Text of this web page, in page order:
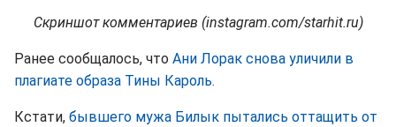
Скриншот комментариев (instagram.com/starhit.ru)
Ранее сообщалось, что Ани Лорак снова уличили в
плагиате образа Тины Кароль.
Кстати, бывшего мужа Билык пытались оттащить от